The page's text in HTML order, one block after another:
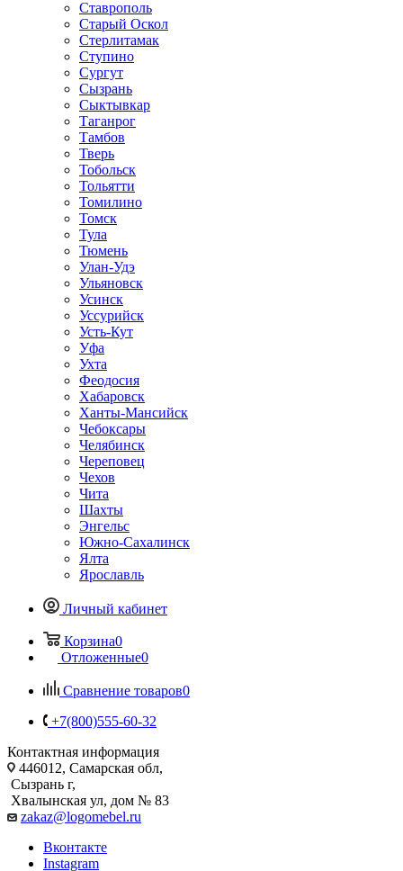
Ставрополь
Старый Оскол
Стерлитамак
Ступино
Сургут
Сызрань
Сыктывкар
Таганрог
Тамбов
Тверь
Тобольск
Тольятти
Томилино
Томск
Тула
Тюмень
Улан-Удэ
Ульяновск
Усинск
Уссурийск
Усть-Кут
Уфа
Ухта
Феодосия
Хабаровск
Ханты-Мансийск
Чебоксары
Челябинск
Череповец
Чехов
Чита
Шахты
Энгельс
Южно-Сахалинск
Ялта
Ярославль
Личный кабинет
Корзина0
Отложенные0
Сравнение товаров0
+7(800)555-60-32
Контактная информация
446012, Самарская обл,
Сызрань г,
Хвалынская ул, дом № 83
zakaz@logomebel.ru
Вконтакте
Instagram